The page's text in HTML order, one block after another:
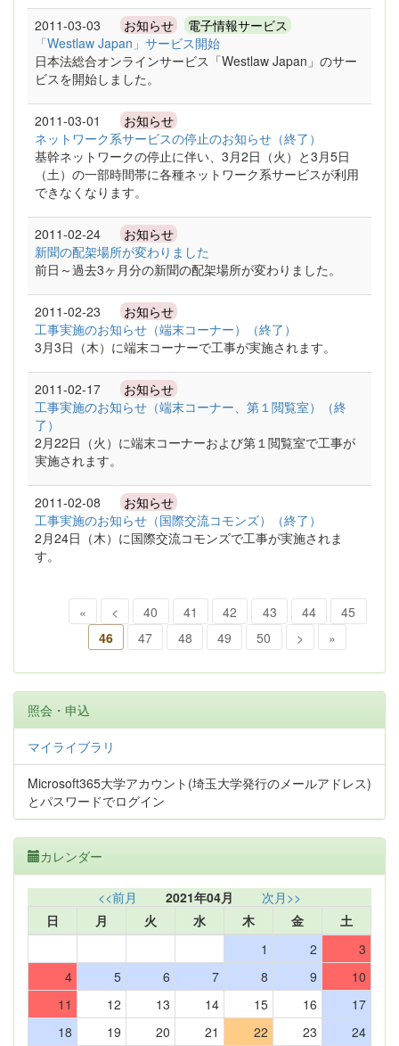
2011-03-03 お知らせ 電子情報サービス
「Westlaw Japan」サービス開始
日本法総合オンラインサービス「Westlaw Japan」のサー
ビスを開始しました。
2011-03-01 お知らせ
ネットワーク系サービスの停止のお知らせ（終了）
基幹ネットワークの停止に伴い、3月2日（火）と3月5日
（土）の一部時間帯に各種ネットワーク系サービスが利用
できなくなります。
2011-02-24 お知らせ
新聞の配架場所が変わりました
前日～過去3ヶ月分の新聞の配架場所が変わりました。
2011-02-23 お知らせ
工事実施のお知らせ（端末コーナー）（終了）
3月3日（木）に端末コーナーで工事が実施されます。
2011-02-17 お知らせ
工事実施のお知らせ（端末コーナー、第１閲覧室）（終
了）
2月22日（火）に端末コーナーおよび第１閲覧室で工事が
実施されます。
2011-02-08 お知らせ
工事実施のお知らせ（国際交流コモンズ）（終了）
2月24日（木）に国際交流コモンズで工事が実施されま
す。
« < 40 41 42 43 44
45
46
47 48 49 50 > »
照会・申込
マイライブラリ
Microsoft365大学アカウント(埼玉大学発行のメールアドレス)
とパスワードでログイン
カレンダー
<<前月 2021年04月
次月>>
日
月 火 水 木 金
土
1
2
3
4
5 6 7 8 9
10
11
12 13 14 15 16
17
18
19 20 21 22 23
24